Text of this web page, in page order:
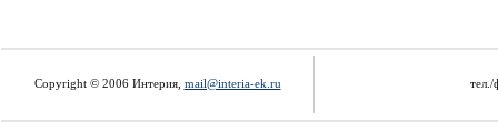
Copyright © 2006 Интерия, mail@interia-ek.ru